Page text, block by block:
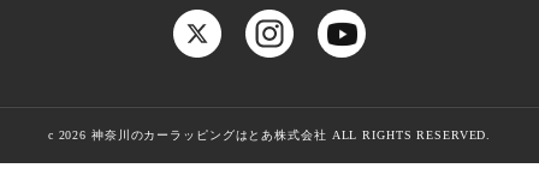
c 2026 神奈川のカーラッピングはとあ株式会社 ALL RIGHTS RESERVED.